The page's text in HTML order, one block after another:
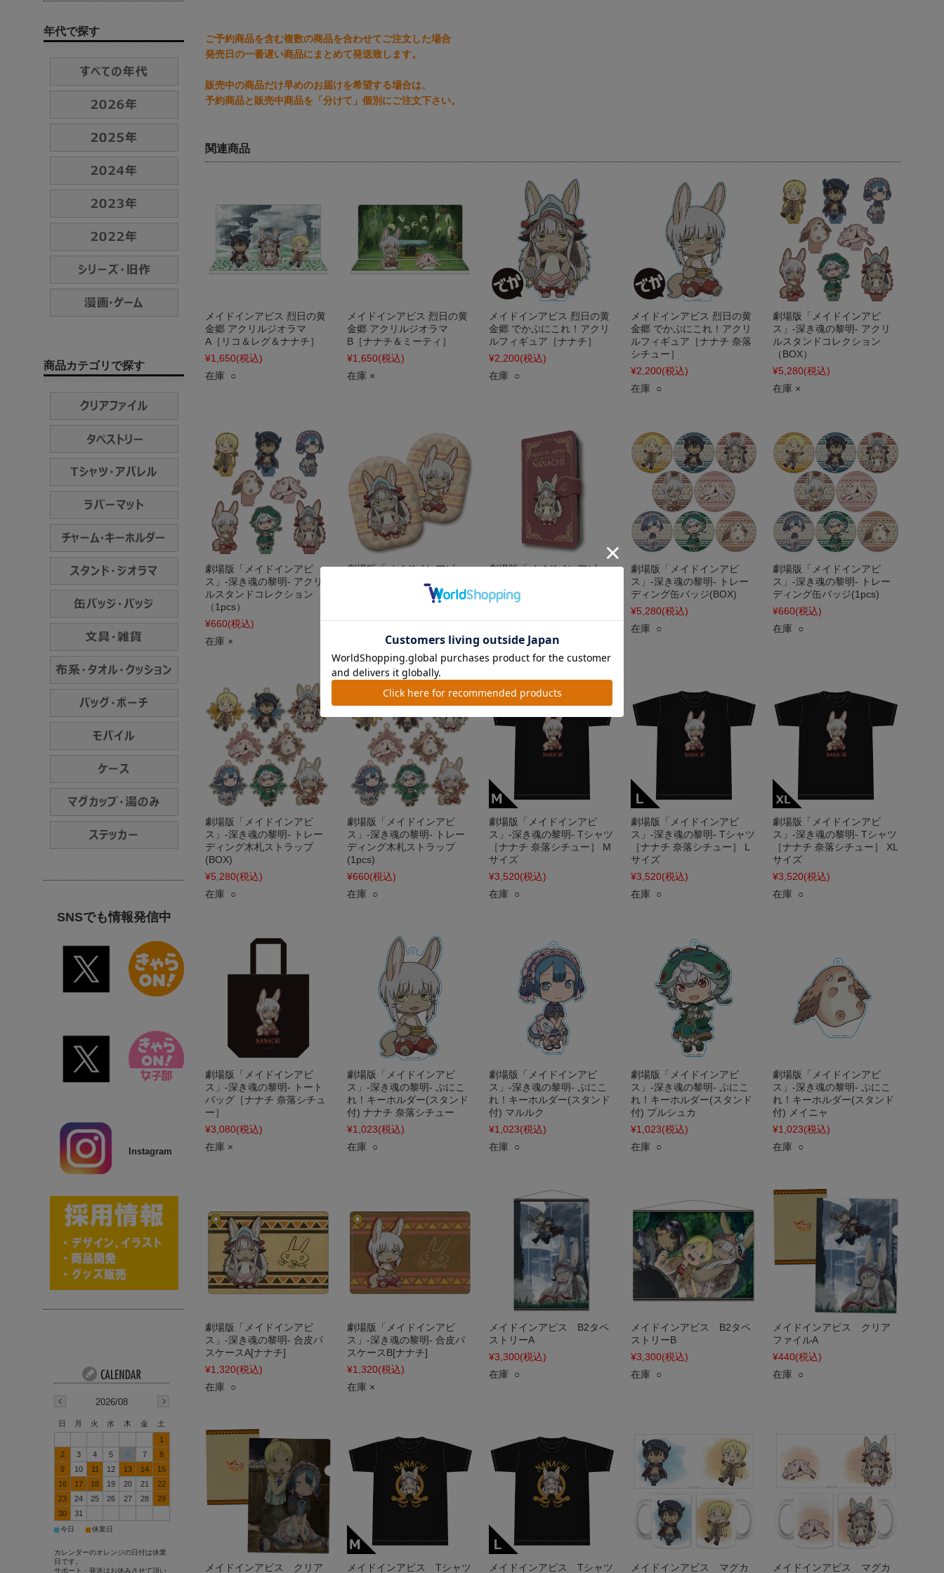
ご予約商品を含む複数の商品を合わせてご注文した場合
発売日の一番遅い商品にまとめて発送致します。
販売中の商品だけ早めのお届けを希望する場合は、
予約商品と販売中商品を「分けて」個別にご注文下さい。
関連商品
メイドインアビス 烈日の黄
金郷 アクリルジオラマ
A［リコ＆レグ＆ナナチ］
¥1,650(税込)
在庫 ○
メイドインアビス 烈日の黄
金郷 アクリルジオラマ
B［ナナチ＆ミーティ］
¥1,650(税込)
在庫 ×
メイドインアビス 烈日の黄
金郷 でかぷにこれ！アクリ
ルフィギュア［ナナチ］
¥2,200(税込)
在庫 ○
メイドインアビス 烈日の黄
金郷 でかぷにこれ！アクリ
ルフィギュア［ナナチ 奈落
シチュー］
¥2,200(税込)
在庫 ○
劇場版「メイドインアビ
ス」-深き魂の黎明- アクリ
ルスタンドコレクション
（BOX）
¥5,280(税込)
在庫 ×
劇場版「メイドインアビ
ス」-深き魂の黎明- アクリ
ルスタンドコレクション
（1pcs）
¥660(税込)
在庫 ×
劇場版「メイドインアビ
ス」-深き魂の黎明- ナナチ
劇場版「メイドインアビ
スマートフォンケース［ナ
¥3,520(税込)
在庫 ×
劇場版「メイドインアビ
ス」-深き魂の黎明- トレー
ディング缶バッジ(BOX)
¥5,280(税込)
在庫 ○
劇場版「メイドインアビ
ス」-深き魂の黎明- トレー
ディング缶バッジ(1pcs)
¥660(税込)
在庫 ○
劇場版「メイドインアビ
ス」-深き魂の黎明- トレー
ディング木札ストラップ
(BOX)
¥5,280(税込)
在庫 ○
劇場版「メイドインアビ
ス」-深き魂の黎明- トレー
ディング木札ストラップ
(1pcs)
¥660(税込)
在庫 ○
劇場版「メイドインアビ
ス」-深き魂の黎明- Tシャツ
［ナナチ 奈落シチュー］ M
サイズ
¥3,520(税込)
在庫 ○
劇場版「メイドインアビ
ス」-深き魂の黎明- Tシャツ
［ナナチ 奈落シチュー］ L
サイズ
¥3,520(税込)
在庫 ○
劇場版「メイドインアビ
ス」-深き魂の黎明- Tシャツ
［ナナチ 奈落シチュー］ XL
サイズ
¥3,520(税込)
在庫 ○
劇場版「メイドインアビ
ス」-深き魂の黎明- トート
バッグ［ナナチ 奈落シチュ
ー］
¥3,080(税込)
在庫 ×
劇場版「メイドインアビ
ス」-深き魂の黎明- ぷにこ
れ！キーホルダー(スタンド
付) ナナチ 奈落シチュー
¥1,023(税込)
在庫 ○
劇場版「メイドインアビ
ス」-深き魂の黎明- ぷにこ
れ！キーホルダー(スタンド
付) マルルク
¥1,023(税込)
在庫 ○
劇場版「メイドインアビ
ス」-深き魂の黎明- ぷにこ
れ！キーホルダー(スタンド
付) プルシュカ
¥1,023(税込)
在庫 ○
劇場版「メイドインアビ
ス」-深き魂の黎明- ぷにこ
れ！キーホルダー(スタンド
付) メイニャ
¥1,023(税込)
在庫 ○
劇場版「メイドインアビ
ス」-深き魂の黎明- 合皮パ
スケースA[ナナチ]
¥1,320(税込)
在庫 ○
劇場版「メイドインアビ
ス」-深き魂の黎明- 合皮パ
スケースB[ナナチ]
¥1,320(税込)
在庫 ×
メイドインアビス B2タペ
ストリーA
¥3,300(税込)
在庫 ○
メイドインアビス B2タペ
ストリーB
¥3,300(税込)
在庫 ○
メイドインアビス クリア
ファイルA
¥440(税込)
在庫 ○
メイドインアビス クリア メイドインアビス Tシャツ メイドインアビス Tシャツ メイドインアビス マグカ メイドインアビス マグカ
年代で探す
商品カテゴリで探す
SNSでも情報発信中
Instagram
2026/08
日 月 火 水 木 金
土
1
2
3 4 5 6 7
8
9
10 11 12 13 14
15
16
17 18 19 20 21
22
23
24 25 26 27 28
29
30
31
■今日 ■休業日
カレンダーのオレンジの日付は休業
日です。
サポート・発送はお休みさせて頂い